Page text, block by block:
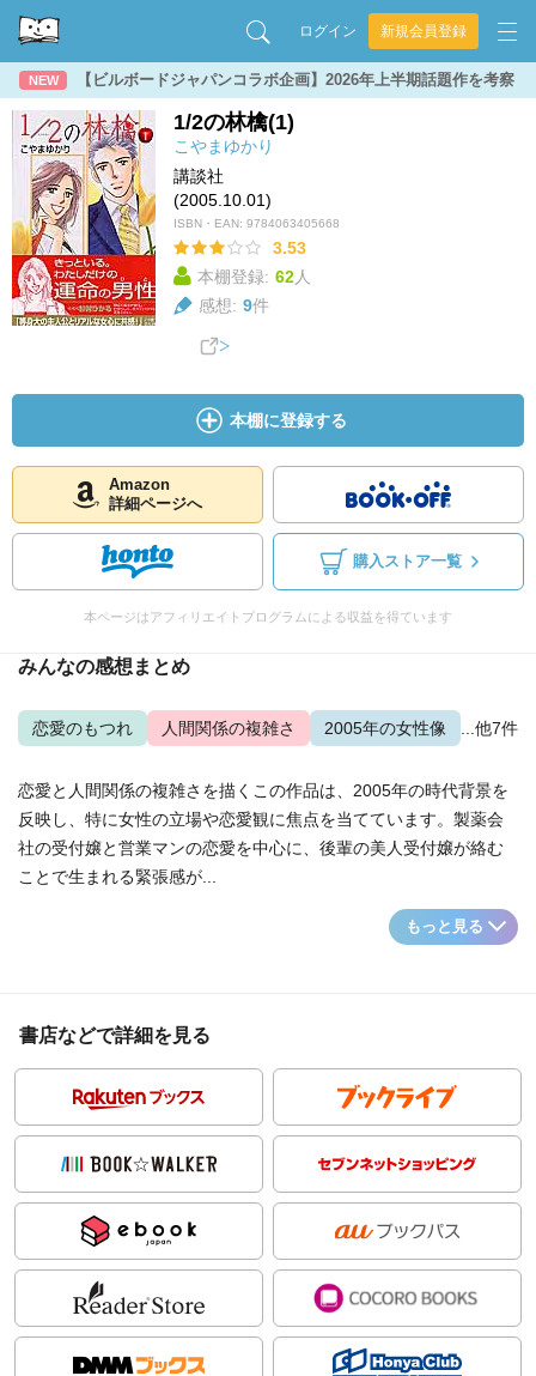
ログイン 新規会員登録
NEW 【ビルボードジャパンコラボ企画】2026年上半期話題作を考察
1/2の林檎(1)
こやまゆかり
講談社
(2005.10.01)
ISBN・EAN: 9784063405668
3.53
本棚登録: 62人
感想: 9件
本棚に登録する
Amazon
詳細ページへ
購入ストア一覧
本ページはアフィリエイトプログラムによる収益を得ています
みんなの感想まとめ
恋愛のもつれ 人間関係の複雑さ 2005年の女性像 ...他7件
恋愛と人間関係の複雑さを描くこの作品は、2005年の時代背景を
反映し、特に女性の立場や恋愛観に焦点を当てています。製薬会
社の受付嬢と営業マンの恋愛を中心に、後輩の美人受付嬢が絡む
ことで生まれる緊張感が...
もっと見る
書店などで詳細を見る